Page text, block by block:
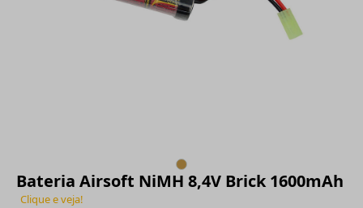
Bateria Airsoft NiMH 8,4V Brick 1600mAh
Clique e veja!